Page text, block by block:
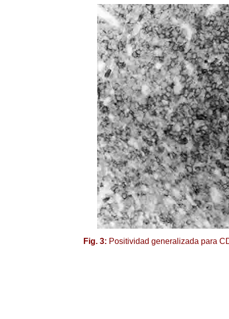
Fig. 3: Positividad generalizada para